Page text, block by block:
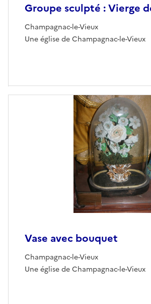
Groupe sculpté : Vierge
Champagnac-le-Vieux
Une église de Champagnac-le-Vieux
Vase avec bouquet
Champagnac-le-Vieux
Une église de Champagnac-le-Vieux